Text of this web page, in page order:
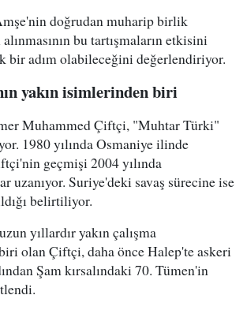
doğrudan muharip birlik
bu tartışmaların etkisini
bir adım olabileceğini değerlendiriyor.
yakın isimlerinden biri
Muhammed Çiftçi, "Muhtar Türki"
1980 yılında Osmaniye ilinde
geçmişi 2004 yılında
uzanıyor. Suriye'deki savaş sürecine ise
belirtiliyor.
yıllardır yakın çalışma
olan Çiftçi, daha önce Halep'te askeri
Şam kırsalındaki 70. Tümen'in